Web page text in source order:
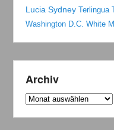
Lucia Sydney Terlingua
Washington D.C. White
Archiv
Archiv